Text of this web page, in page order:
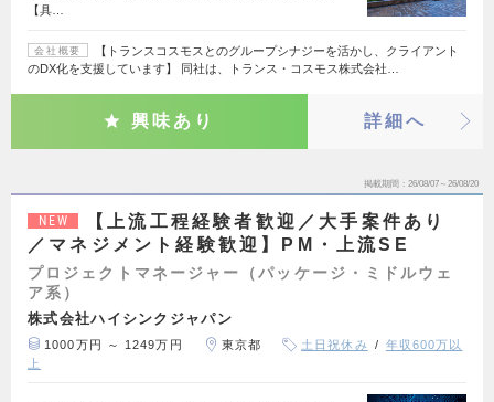
【具…
会社概要
【トランスコスモスとのグループシナジーを活かし、クライアント
のDX化を支援しています】 同社は、トランス・コスモス株式会社…
興味あり 詳細へ
掲載期間 26/08/07～26/08/20
NEW
【上流工程経験者歓迎／大手案件あり
／マネジメント経験歓迎】PM・上流SE
プロジェクトマネージャー（パッケージ・ミドルウェ
ア系）
株式会社ハイシンクジャパン
1000万円 ～ 1249万円 東京都 土日祝休み
年収600万以
上